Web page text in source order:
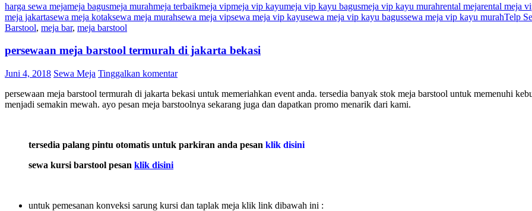
harga sewa mejameja bagusmeja murahmeja terbaikmeja vipmeja vip kayumeja vip kayu bagusmeja vip kayu murahrental mejarental meja
meja jakartasewa meja kotaksewa meja murahsewa meja vipsewa meja vip kayusewa meja vip kayu bagussewa meja vip kayu murahTelp
Barstool, meja bar, meja barstool
persewaan meja barstool termurah di jakarta bekasi
Juni 4, 2018 Sewa Meja Tinggalkan komentar
persewaan meja barstool termurah di jakarta bekasi untuk memeriahkan event anda. tersedia banyak stok meja barstool untuk memenuhi
menjadi semakin mewah. ayo pesan meja barstoolnya sekarang juga dan dapatkan promo menarik dari kami.
tersedia palang pintu otomatis untuk parkiran anda pesan klik disini
sewa kursi barstool pesan klik disini
untuk pemesanan konveksi sarung kursi dan taplak meja klik link dibawah ini :